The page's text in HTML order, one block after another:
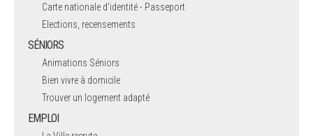
Carte nationale d'identité - Passeport
Elections, recensements
SÉNIORS
Animations Séniors
Bien vivre à domicile
Trouver un logement adapté
EMPLOI